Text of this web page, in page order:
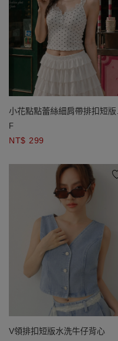
小花點點蕾絲細肩帶排扣短版
BRA背心
F
NT$ 299
V領排扣短版水洗牛仔背心